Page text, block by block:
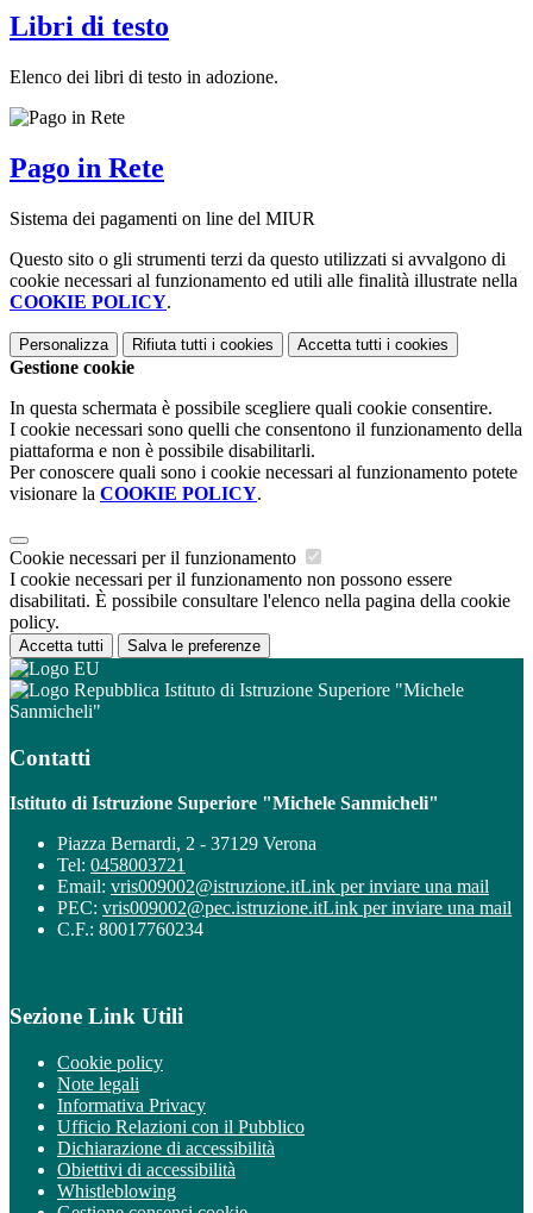
Libri di testo
Elenco dei libri di testo in adozione.
Pago in Rete
Sistema dei pagamenti on line del MIUR
Questo sito o gli strumenti terzi da questo utilizzati si avvalgono di
cookie necessari al funzionamento ed utili alle finalità illustrate nella
COOKIE POLICY.
Personalizza Rifiuta tutti i cookies Accetta tutti i cookies
Gestione cookie
In questa schermata è possibile scegliere quali cookie consentire.
I cookie necessari sono quelli che consentono il funzionamento della
piattaforma e non è possibile disabilitarli.
Per conoscere quali sono i cookie necessari al funzionamento potete
visionare la COOKIE POLICY.
Cookie necessari per il funzionamento
I cookie necessari per il funzionamento non possono essere
disabilitati. È possibile consultare l'elenco nella pagina della cookie
policy.
Accetta tutti Salva le preferenze
Istituto di Istruzione Superiore "Michele
Sanmicheli"
Contatti
Istituto di Istruzione Superiore "Michele Sanmicheli"
Piazza Bernardi, 2 - 37129 Verona
Tel: 0458003721
Email: vris009002@istruzione.itLink per inviare una mail
PEC: vris009002@pec.istruzione.itLink per inviare una mail
C.F.: 80017760234
Sezione Link Utili
Cookie policy
Note legali
Informativa Privacy
Ufficio Relazioni con il Pubblico
Dichiarazione di accessibilità
Obiettivi di accessibilità
Whistleblowing